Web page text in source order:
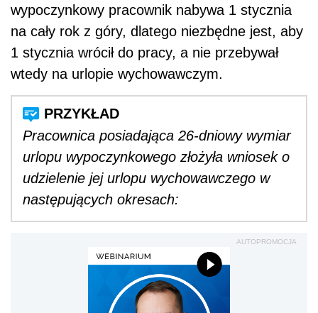
wypoczynkowy pracownik nabywa 1 stycznia
na cały rok z góry, dlatego niezbędne jest, aby
1 stycznia wrócił do pracy, a nie przebywał
wtedy na urlopie wychowawczym.
Pracownica posiadająca 26-dniowy wymiar
urlopu wypoczynkowego złożyła wniosek o
udzielenie jej urlopu wychowawczego w
następujących okresach:
AUTOPROMOCJA